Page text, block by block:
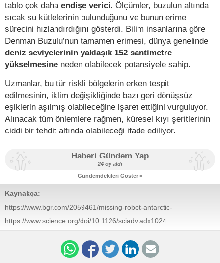
tablo çok daha endişe verici. Ölçümler, buzulun altında
sıcak su kütlelerinin bulunduğunu ve bunun erime
sürecini hızlandırdığını gösterdi. Bilim insanlarına göre
Denman Buzulu’nun tamamen erimesi, dünya genelinde
deniz seviyelerinin yaklaşık 152 santimetre
yükselmesine neden olabilecek potansiyele sahip.
Uzmanlar, bu tür riskli bölgelerin erken tespit
edilmesinin, iklim değişikliğinde bazı geri dönüşsüz
eşiklerin aşılmış olabileceğine işaret ettiğini vurguluyor.
Alınacak tüm önlemlere rağmen, küresel kıyı şeritlerinin
ciddi bir tehdit altında olabileceği ifade ediliyor.
Haberi Gündem Yap
24 oy aldı
Gündemdekileri Göster >
Kaynakça:
https://www.bgr.com/2059461/missing-robot-antarctic-
https://www.science.org/doi/10.1126/sciadv.adx1024